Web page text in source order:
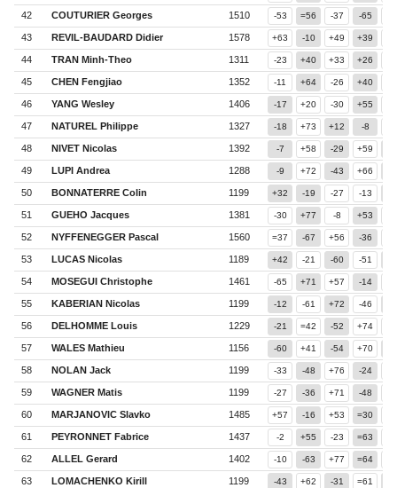
42 COUTURIER Georges 1510 -53 =56 -37 -65
43 REVIL-BAUDARD Didier 1578 +63 -10 +49 +39
44 TRAN Minh-Theo 1311 -23 +40 +33 +26
45 CHEN Fengjiao 1352 -11 +64 -26 +40
46 YANG Wesley 1406 -17 +20 -30 +55
47 NATUREL Philippe 1327 -18 +73 +12 -8
48 NIVET Nicolas 1392 -7 +58 -29 +59
49 LUPI Andrea 1288 -9 +72 -43 +66
50 BONNATERRE Colin 1199 +32 -19 -27 -13
51 GUEHO Jacques 1381 -30 +77 -8 +53
52 NYFFENEGGER Pascal 1560 =37 -67 +56 -36
53 LUCAS Nicolas 1189 +42 -21 -60 -51
54 MOSEGUI Christophe 1461 -65 +71 +57 -14
55 KABERIAN Nicolas 1199 -12 -61 +72 -46
56 DELHOMME Louis 1229 -21 =42 -52 +74
57 WALES Mathieu 1156 -60 +41 -54 +70
58 NOLAN Jack 1199 -33 -48 +76 -24
59 WAGNER Matis 1199 -27 -36 +71 -48
60 MARJANOVIC Slavko 1485 +57 -16 +53 =30
61 PEYRONNET Fabrice 1437 -2 +55 -23 =63
62 ALLEL Gerard 1402 -10 -63 +77 =64
63 LOMACHENKO Kirill 1199 -43 +62 -31 =61